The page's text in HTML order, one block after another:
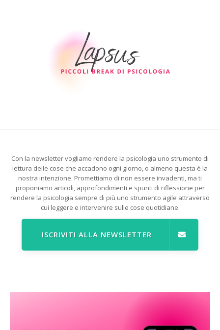
Con la newsletter vogliamo rendere la psicologia uno strumento di
lettura delle cose che accadono ogni giorno, o almeno questa è la
nostra intenzione. Promettiamo di non essere invadenti, ma ti
proponiamo articoli, approfondimenti e spunti di riflessione per
rendere la psicologia sempre di più uno strumento agile attraverso
cui leggere e intervenire sulle cose quotidiane.
ISCRIVITI ALLA NEWSLETTER